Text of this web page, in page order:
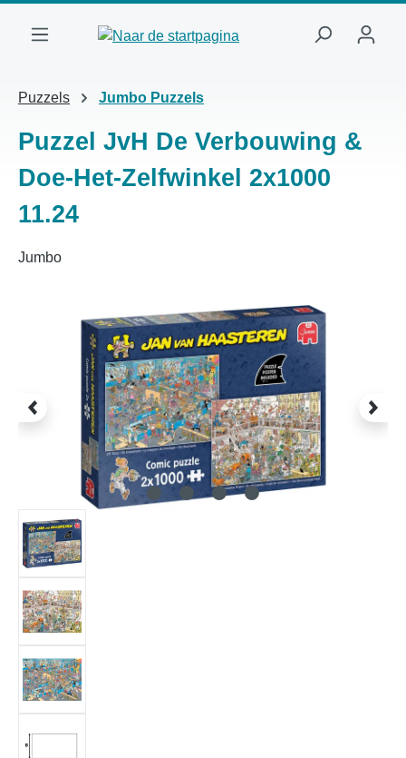
Puzzels Jumbo Puzzels
Puzzel JvH De Verbouwing &
Doe-Het-Zelfwinkel 2x1000
11.24
Jumbo